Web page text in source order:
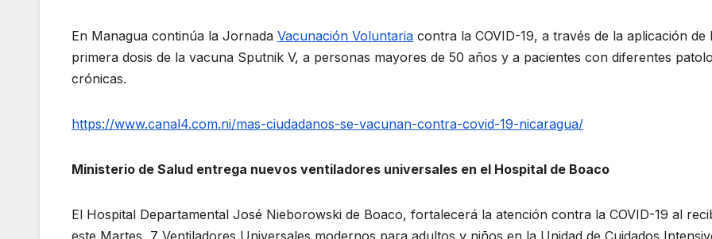
En Managua continúa la Jornada Vacunación Voluntaria contra la COVID-19, a través de la aplicación de
primera dosis de la vacuna Sputnik V, a personas mayores de 50 años y a pacientes con diferentes
crónicas.
https://www.canal4.com.ni/mas-ciudadanos-se-vacunan-contra-covid-19-nicaragua/
Ministerio de Salud entrega nuevos ventiladores universales en el Hospital de Boaco
El Hospital Departamental José Nieborowski de Boaco, fortalecerá la atención contra la COVID-19 al
este Martes, 7 Ventiladores Universales modernos para adultos y niños en la Unidad de Cuidados